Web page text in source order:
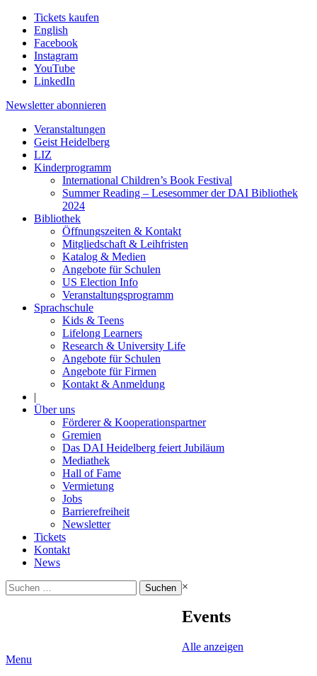
Tickets kaufen
English
Facebook
Instagram
YouTube
LinkedIn
Newsletter abonnieren
Veranstaltungen
Geist Heidelberg
LIZ
Kinderprogramm
International Children’s Book Festival
Summer Reading – Lesesommer der DAI Bibliothek
2024
Bibliothek
Öffnungszeiten & Kontakt
Mitgliedschaft & Leihfristen
Katalog & Medien
Angebote für Schulen
US Election Info
Veranstaltungsprogramm
Sprachschule
Kids & Teens
Lifelong Learners
Research & University Life
Angebote für Schulen
Angebote für Firmen
Kontakt & Anmeldung
|
Über uns
Förderer & Kooperationspartner
Gremien
Das DAI Heidelberg feiert Jubiläum
Mediathek
Hall of Fame
Vermietung
Jobs
Barrierefreiheit
Newsletter
Tickets
Kontakt
News
Suchen
nach:
×
Events
Alle anzeigen
Menu